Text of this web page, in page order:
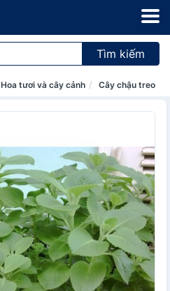
Tìm kiếm
Hoa tươi và cây cảnh Cây chậu treo